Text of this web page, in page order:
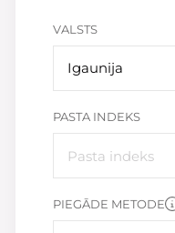
VALSTS
Igaunija
PASTA INDEKS
PIEGĀDE METODE